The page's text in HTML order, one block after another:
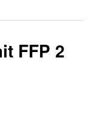
FFP 2